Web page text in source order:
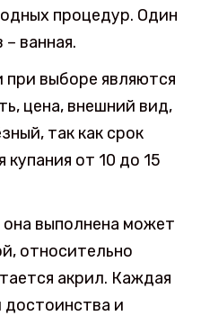
процедур. Один
ванная.
выборе являются
цена, внешний вид,
так как срок
от 10 до 15
выполнена может
относительно
акрил. Каждая
и